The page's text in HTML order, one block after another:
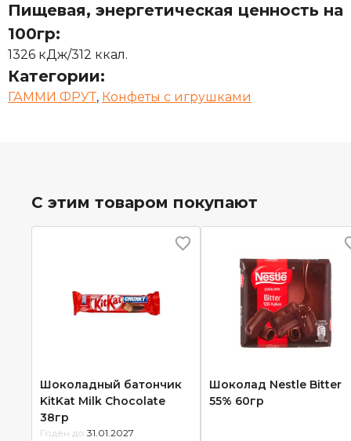
Пищевая, энергетическая ценность на
100гр:
1326 кДж/312 ккал.
Категории:
ГАММИ ФРУТ, Конфеты с игрушками
С этим товаром покупают
Шоколадный батончик
KitKat Milk Chocolate
38гр
Годен до: 31.01.2027
Шоколад Nestle Bitter
55% 60гр